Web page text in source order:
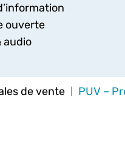
ouverte
audio
de vente PUV –